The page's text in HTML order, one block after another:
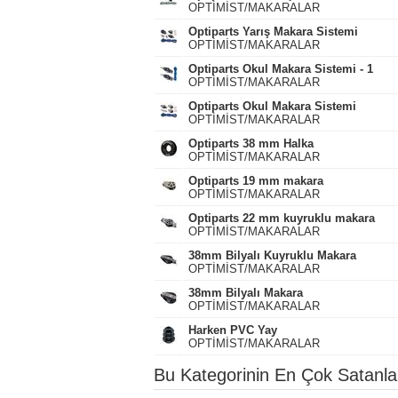
OPTİMİST/MAKARALAR
Optiparts Yarış Makara Sistemi
OPTİMİST/MAKARALAR
Optiparts Okul Makara Sistemi - 1
OPTİMİST/MAKARALAR
Optiparts Okul Makara Sistemi
OPTİMİST/MAKARALAR
Optiparts 38 mm Halka
OPTİMİST/MAKARALAR
Optiparts 19 mm makara
OPTİMİST/MAKARALAR
Optiparts 22 mm kuyruklu makara
OPTİMİST/MAKARALAR
38mm Bilyalı Kuyruklu Makara
OPTİMİST/MAKARALAR
38mm Bilyalı Makara
OPTİMİST/MAKARALAR
Harken PVC Yay
OPTİMİST/MAKARALAR
Bu Kategorinin En Çok